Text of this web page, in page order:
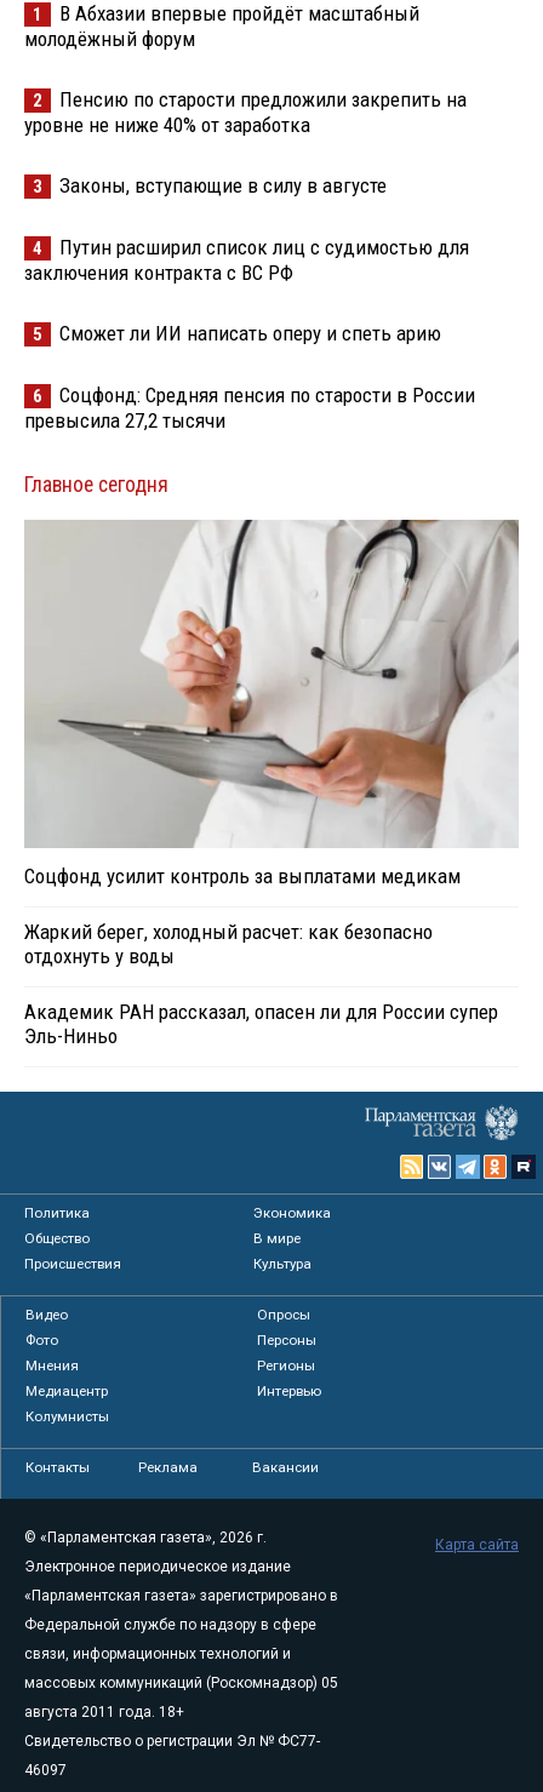
1
В Абхазии впервые пройдёт масштабный
молодёжный форум
2
Пенсию по старости предложили закрепить на
уровне не ниже 40% от заработка
3 Законы, вступающие в силу в августе
4
Путин расширил список лиц с судимостью для
заключения контракта с ВС РФ
5 Сможет ли ИИ написать оперу и спеть арию
6
Соцфонд: Средняя пенсия по старости в России
превысила 27,2 тысячи
Главное сегодня
Соцфонд усилит контроль за выплатами медикам
Жаркий берег, холодный расчет: как безопасно
отдохнуть у воды
Академик РАН рассказал, опасен ли для России супер
Эль-Ниньо
Политика
Экономика
Общество
В мире
Происшествия
Культура
Видео
Опросы
Фото
Персоны
Мнения
Регионы
Медиацентр
Интервью
Колумнисты
Контакты Реклама Вакансии
© «Парламентская газета», 2026 г.
Электронное периодическое издание
«Парламентская газета» зарегистрировано в
Федеральной службе по надзору в сфере
связи, информационных технологий и
массовых коммуникаций (Роскомнадзор) 05
августа 2011 года. 18+
Свидетельство о регистрации Эл № ФС77-
46097
Карта сайта